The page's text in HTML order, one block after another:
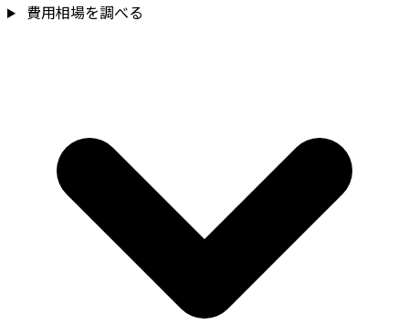
費用相場を調べる